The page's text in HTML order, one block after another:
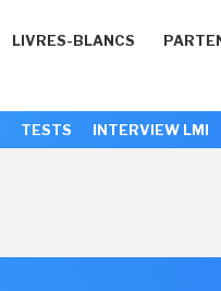
LIVRES-BLANCS
TESTS INTERVIEW LMI